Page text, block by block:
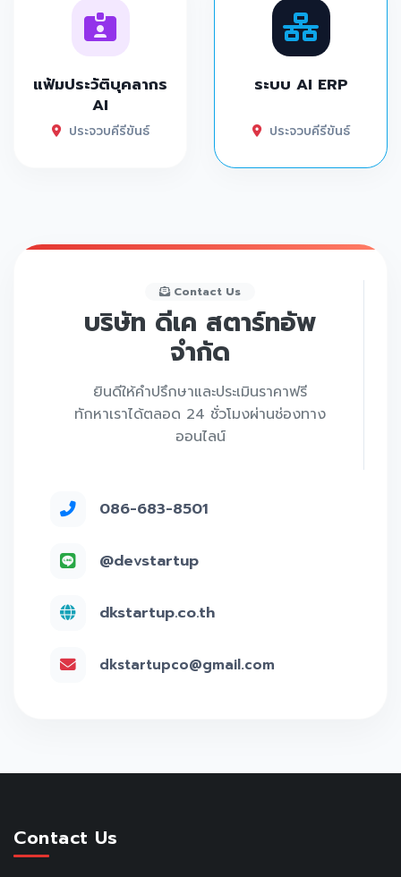
แฟ้มประวัติบุคลากร
AI
ประจวบคีรีขันธ์
ระบบ AI ERP
ประจวบคีรีขันธ์
Contact Us
บริษัท ดีเค สตาร์ทอัพ
จำกัด
ยินดีให้คำปรึกษาและประเมินราคาฟรี
ทักหาเราได้ตลอด 24 ชั่วโมงผ่านช่องทาง
ออนไลน์
086-683-8501
@devstartup
dkstartup.co.th
dkstartupco@gmail.com
Contact Us